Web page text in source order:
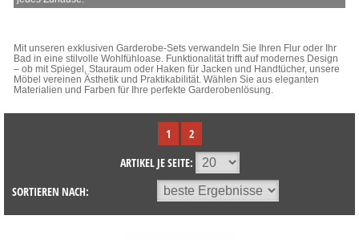
Mit unseren exklusiven Garderobe-Sets verwandeln Sie Ihren Flur oder Ihr
Bad in eine stilvolle Wohlfühloase. Funktionalität trifft auf modernes Design
– ob mit Spiegel, Stauraum oder Haken für Jacken und Handtücher, unsere
Möbel vereinen Ästhetik und Praktikabilität. Wählen Sie aus eleganten
Materialien und Farben für Ihre perfekte Garderobenlösung.
1
2
ARTIKEL JE SEITE:
SORTIEREN NACH: